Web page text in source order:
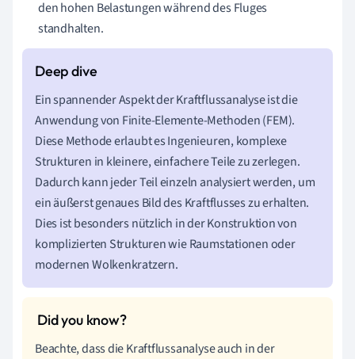
den hohen Belastungen während des Fluges
standhalten.
Ein spannender Aspekt der Kraftflussanalyse ist die
Anwendung von Finite-Elemente-Methoden (FEM).
Diese Methode erlaubt es Ingenieuren, komplexe
Strukturen in kleinere, einfachere Teile zu zerlegen.
Dadurch kann jeder Teil einzeln analysiert werden, um
ein äußerst genaues Bild des Kraftflusses zu erhalten.
Dies ist besonders nützlich in der Konstruktion von
komplizierten Strukturen wie Raumstationen oder
modernen Wolkenkratzern.
Beachte, dass die Kraftflussanalyse auch in der